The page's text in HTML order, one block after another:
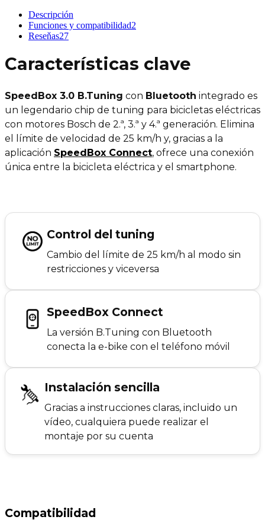
Descripción
Funciones y compatibilidad2
Reseňas27
Características clave
SpeedBox 3.0 B.Tuning con Bluetooth integrado es
un legendario chip de tuning para bicicletas eléctricas
con motores Bosch de 2.ª, 3.ª y 4.ª generación. Elimina
el límite de velocidad de 25 km/h y, gracias a la
aplicación SpeedBox Connect, ofrece una conexión
única entre la bicicleta eléctrica y el smartphone.
Control del tuning
Cambio del límite de 25 km/h al modo sin
restricciones y viceversa
SpeedBox Connect
La versión B.Tuning con Bluetooth
conecta la e-bike con el teléfono móvil
Instalación sencilla
Gracias a instrucciones claras, incluido un
vídeo, cualquiera puede realizar el
montaje por su cuenta
Compatibilidad